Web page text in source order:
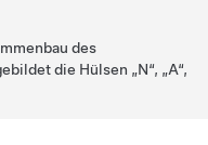
des
die Hülsen „N“, „A“,